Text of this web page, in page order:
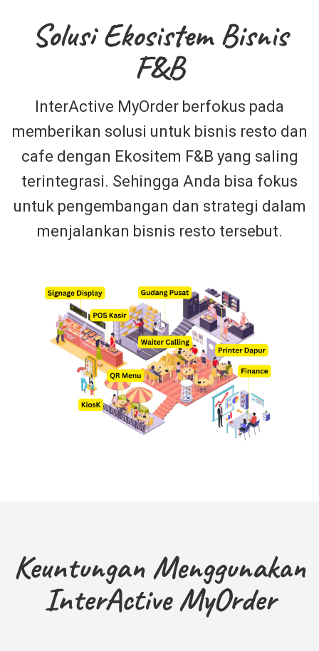
Solusi Ekosistem Bisnis
F&B
InterActive MyOrder berfokus pada
memberikan solusi untuk bisnis resto dan
cafe dengan Ekositem F&B yang saling
terintegrasi. Sehingga Anda bisa fokus
untuk pengembangan dan strategi dalam
menjalankan bisnis resto tersebut.
Keuntungan Menggunakan
InterActive MyOrder